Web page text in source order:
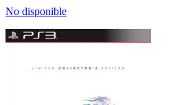
No disponible